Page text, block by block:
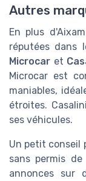
Autres
En plus
réputées dans
Microcar et
Microcar est
maniables,
étroites.
ses véhicules.
Un petit conseil
sans permis
annonces sur